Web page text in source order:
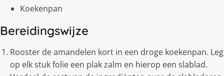
Koekenpan
Bereidingswijze
Rooster de amandelen kort in een droge koekenpan. Leg
op elk stuk folie een plak zalm en hierop een slablad.